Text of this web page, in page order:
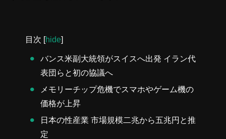
目次 [hide]
バンス米副大統領がスイスへ出発 イラン代
表団らと初の協議へ
メモリーチップ危機でスマホやゲーム機の
価格が上昇
日本の性産業 市場規模二兆から五兆円と推
定